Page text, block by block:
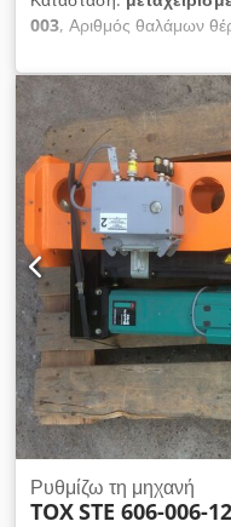
τμήματα τοποθετούνταν
στερεώνονταν με ευθείες
πριτσίνωνε ταυτόχρονα
τραπέζι με έλεγχο
εργασίας. Ιδανικό για
εργαστήρια επισκευής.
ειδικής μηχανής.
003, Αριθμός θαλάμων
x 150 mm μέγιστη
Παροχή: 400 V, 13 kW
Βάρος: 492 kg
Ρυθμίζω τη μηχανή
TOXSTE 606-006-